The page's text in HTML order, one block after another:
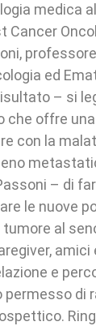
medica
Cancer
ed
– si
che offre
con la
– di
le nuove
tumore al
e
di